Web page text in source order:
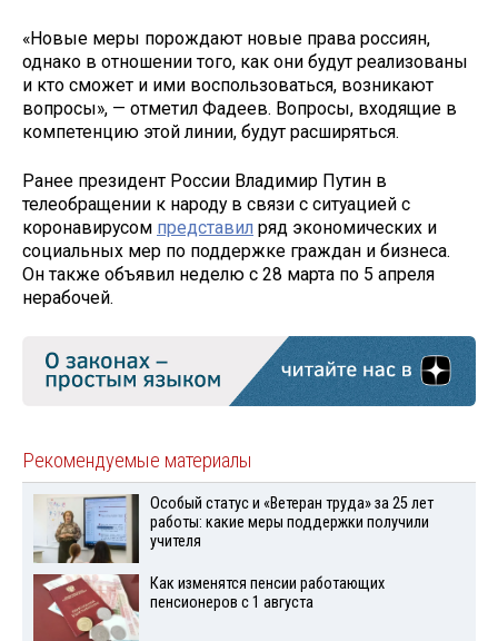
«Новые меры порождают новые права россиян,
однако в отношении того, как они будут реализованы
и кто сможет и ими воспользоваться, возникают
вопросы», — отметил Фадеев. Вопросы, входящие в
компетенцию этой линии, будут расширяться.
Ранее президент России Владимир Путин в
телеобращении к народу в связи с ситуацией с
коронавирусом представил ряд экономических и
социальных мер по поддержке граждан и бизнеса.
Он также объявил неделю с 28 марта по 5 апреля
нерабочей.
Рекомендуемые материалы
Особый статус и «Ветеран труда» за 25 лет
работы: какие меры поддержки получили
учителя
Как изменятся пенсии работающих
пенсионеров с 1 августа